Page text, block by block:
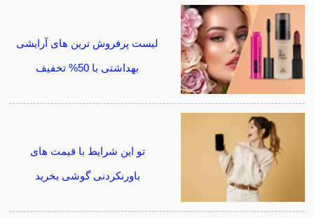
لیست پرفروش ترین های آرایشی
بهداشتی با 50% تخفیف
تو این شرایط با قیمت های
باورنکردنی گوشی بخرید